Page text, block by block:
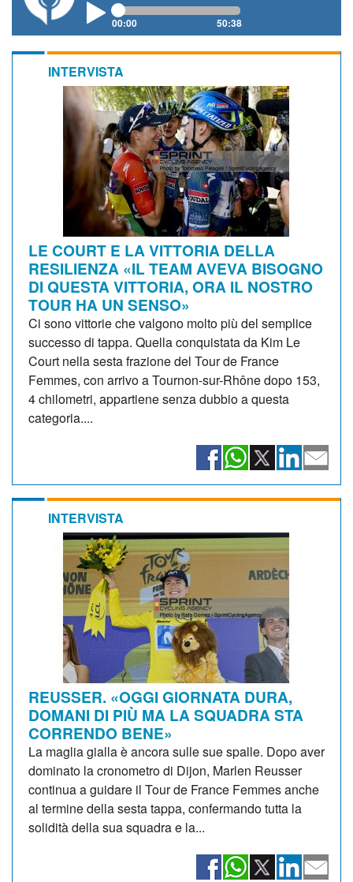
00:00 50:38
INTERVISTA
LE COURT E LA VITTORIA DELLA
RESILIENZA «IL TEAM AVEVA BISOGNO
DI QUESTA VITTORIA, ORA IL NOSTRO
TOUR HA UN SENSO»
Ci sono vittorie che valgono molto più del semplice
successo di tappa. Quella conquistata da Kim Le
Court nella sesta frazione del Tour de France
Femmes, con arrivo a Tournon-sur-Rhône dopo 153,
4 chilometri, appartiene senza dubbio a questa
categoria....
INTERVISTA
REUSSER. «OGGI GIORNATA DURA,
DOMANI DI PIÙ MA LA SQUADRA STA
CORRENDO BENE»
La maglia gialla è ancora sulle sue spalle. Dopo aver
dominato la cronometro di Dijon, Marlen Reusser
continua a guidare il Tour de France Femmes anche
al termine della sesta tappa, confermando tutta la
solidità della sua squadra e la...